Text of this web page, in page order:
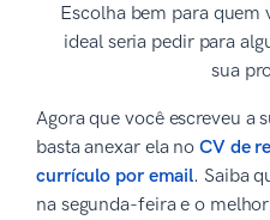
Escolha bem para quem
ideal seria pedir para
sua
Agora que você escreveu a
basta anexar ela noCV de
currículo por email. Saiba
na segunda-feira e o